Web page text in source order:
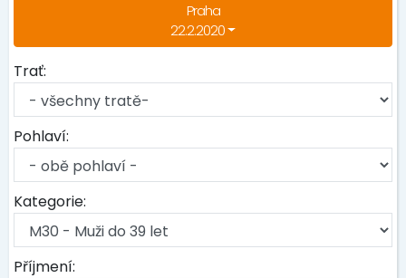
Praha
22.2.2020
Trať:
Pohlaví:
Kategorie:
Příjmení: